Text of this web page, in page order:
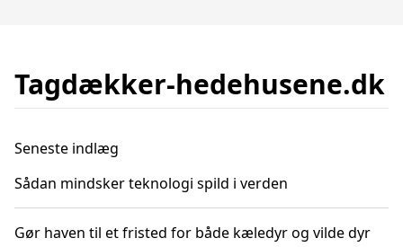
Tagdækker-hedehusene.dk
Seneste indlæg
Sådan mindsker teknologi spild i verden
Gør haven til et fristed for både kæledyr og vilde dyr